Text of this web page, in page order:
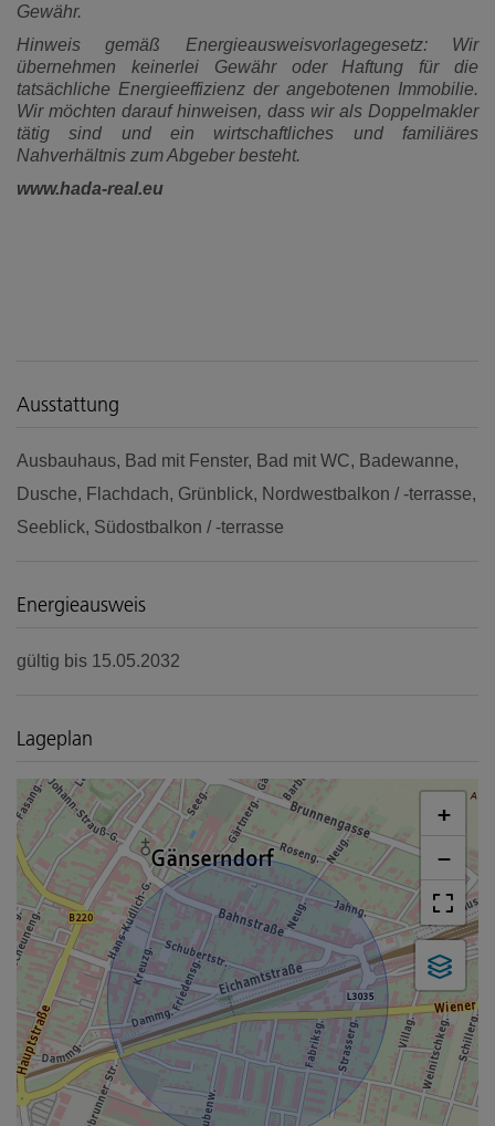
Gewähr.
Hinweis gemäß Energieausweisvorlagegesetz: Wir
übernehmen keinerlei Gewähr oder Haftung für die
tatsächliche Energieeffizienz der angebotenen Immobilie.
Wir möchten darauf hinweisen, dass wir als Doppelmakler
tätig sind und ein wirtschaftliches und familiäres
Nahverhältnis zum Abgeber besteht.
www.hada-real.eu
Ausstattung
Ausbauhaus Bad mit Fenster Bad mit WC
Badewanne
Dusche
Flachdach Grünblick Nordwestbalkon / -terrasse
Seeblick Südostbalkon / -terrasse
Energieausweis
gültig bis 15.05.2032
Lageplan
+
−